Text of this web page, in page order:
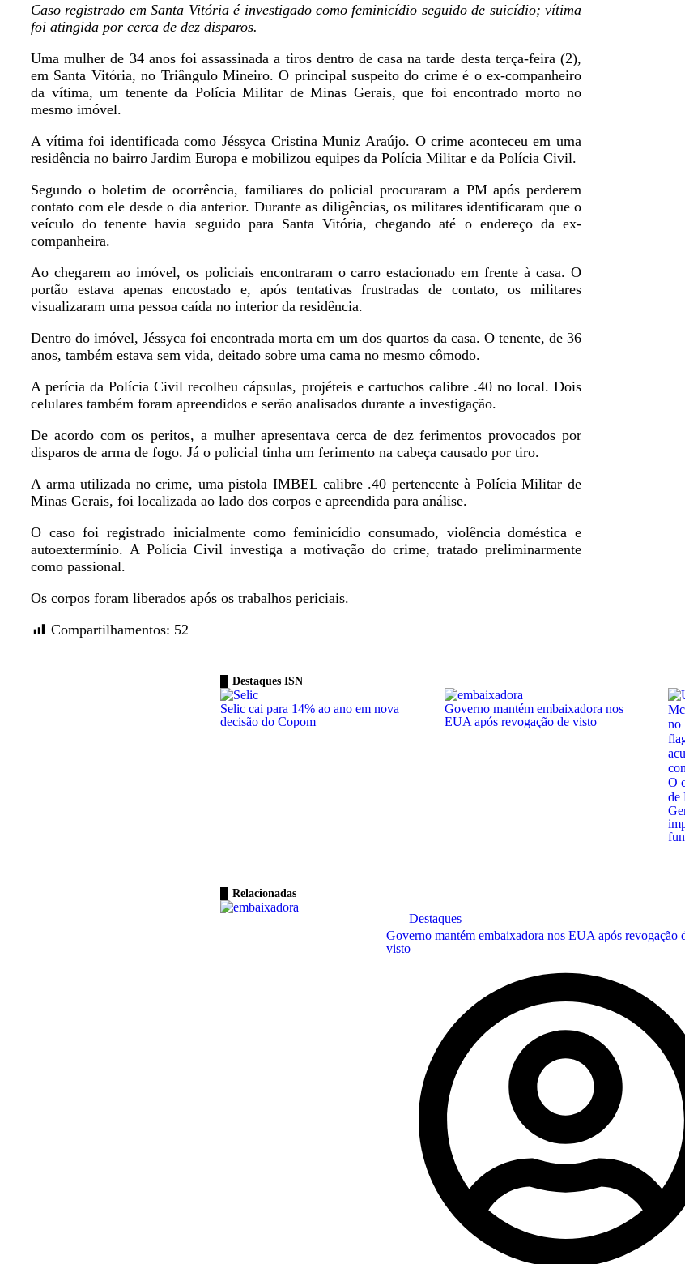
Caso registrado em Santa Vitória é investigado como feminicídio seguido de suicídio; vítima
foi atingida por cerca de dez disparos.
Uma mulher de 34 anos foi assassinada a tiros dentro de casa na tarde desta terça-feira (2),
em Santa Vitória, no Triângulo Mineiro. O principal suspeito do crime é o ex-companheiro
da vítima, um tenente da Polícia Militar de Minas Gerais, que foi encontrado morto no
mesmo imóvel.
A vítima foi identificada como Jéssyca Cristina Muniz Araújo. O crime aconteceu em uma
residência no bairro Jardim Europa e mobilizou equipes da Polícia Militar e da Polícia Civil.
Segundo o boletim de ocorrência, familiares do policial procuraram a PM após perderem
contato com ele desde o dia anterior. Durante as diligências, os militares identificaram que o
veículo do tenente havia seguido para Santa Vitória, chegando até o endereço da ex-
companheira.
Ao chegarem ao imóvel, os policiais encontraram o carro estacionado em frente à casa. O
portão estava apenas encostado e, após tentativas frustradas de contato, os militares
visualizaram uma pessoa caída no interior da residência.
Dentro do imóvel, Jéssyca foi encontrada morta em um dos quartos da casa. O tenente, de 36
anos, também estava sem vida, deitado sobre uma cama no mesmo cômodo.
A perícia da Polícia Civil recolheu cápsulas, projéteis e cartuchos calibre .40 no local. Dois
celulares também foram apreendidos e serão analisados durante a investigação.
De acordo com os peritos, a mulher apresentava cerca de dez ferimentos provocados por
disparos de arma de fogo. Já o policial tinha um ferimento na cabeça causado por tiro.
A arma utilizada no crime, uma pistola IMBEL calibre .40 pertencente à Polícia Militar de
Minas Gerais, foi localizada ao lado dos corpos e apreendida para análise.
O caso foi registrado inicialmente como feminicídio consumado, violência doméstica e
autoextermínio. A Polícia Civil investiga a motivação do crime, tratado preliminarmente
como passional.
Os corpos foram liberados após os trabalhos periciais.
Compartilhamentos: 52
Destaques ISN
Selic cai para 14% ao ano em nova
decisão do Copom
Governo mantém embaixadora nos
EUA após revogação de visto
Relacionadas
Destaques
Governo mantém embaixadora nos EUA após revogação
visto